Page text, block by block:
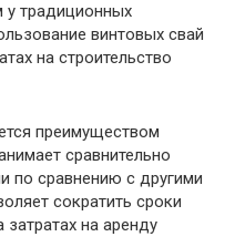
у традиционных
винтовых свай
на строительство
преимуществом
сравнительно
по сравнению с другими
сократить сроки
затратах на аренду